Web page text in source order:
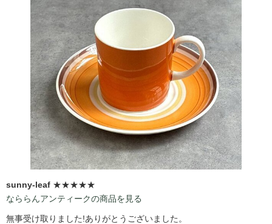
sunny-leaf ★★★★★
なららんアンティークの商品を見る
無事受け取りました!ありがとうございました。